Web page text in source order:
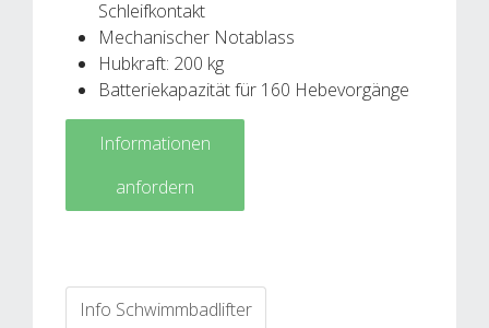
Schleifkontakt
Mechanischer Notablass
Hubkraft: 200 kg
Batteriekapazität für 160 Hebevorgänge
Informationen
anfordern
Info Schwimmbadlifter